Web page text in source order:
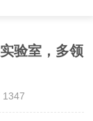
验室，多领